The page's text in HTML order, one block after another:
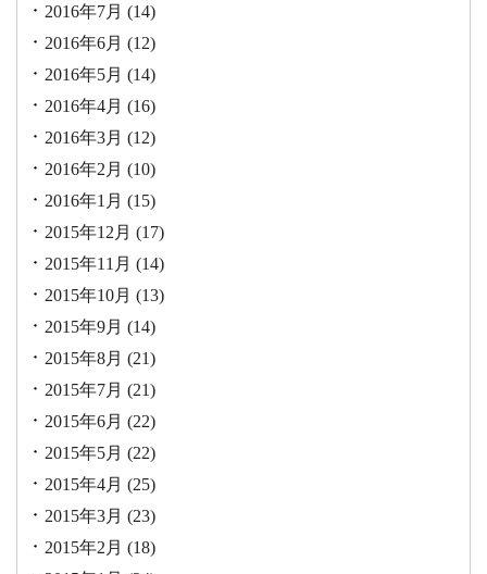
2016年7月 (14)
2016年6月 (12)
2016年5月 (14)
2016年4月 (16)
2016年3月 (12)
2016年2月 (10)
2016年1月 (15)
2015年12月 (17)
2015年11月 (14)
2015年10月 (13)
2015年9月 (14)
2015年8月 (21)
2015年7月 (21)
2015年6月 (22)
2015年5月 (22)
2015年4月 (25)
2015年3月 (23)
2015年2月 (18)